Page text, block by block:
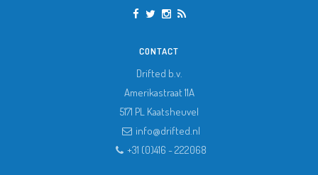
CONTACT
Drifted b.v.
Amerikastraat 11A
5171 PL Kaatsheuvel
info@drifted.nl
+31 (0)416 - 222068